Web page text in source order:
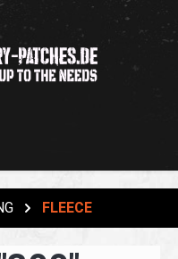
FLEECE